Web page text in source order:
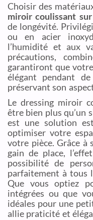
Choisir des
miroir coulissant
de longévité.
ou en acier
l’humidité et aux
précautions,
garantiront que
élégant pendant
préservant son
Le dressing miroir
être bien plus qu’un
est une solution
optimiser votre
votre pièce. Grâce à
gain de place,
possibilité de
parfaitement à tous
Que vous optiez
intégrées ou que
idéales pour une
allie praticité et